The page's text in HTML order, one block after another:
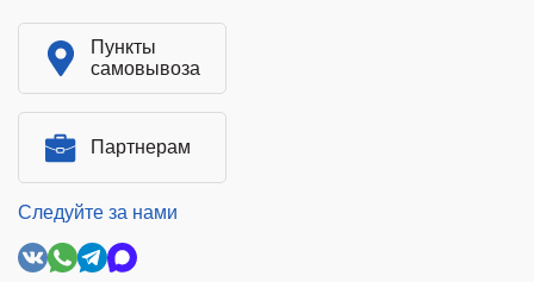
Пункты
самовывоза
Партнерам
Следуйте за нами